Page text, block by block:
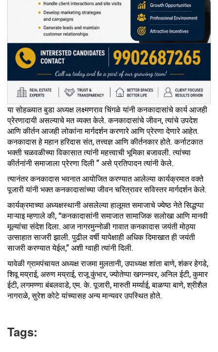
या सोहळ्यात बुडा अध्यक्ष लक्ष्मणराव चिंगळे यांनी कनकादासांचे कार्य आजही
प्रेरणादायी असल्याचे मत व्यक्त केले. कनकादासांचे जीवन, त्यांचे उपदेश
आणि कीर्तन आजही लोकांना मार्गदर्शन करणारे आणि प्रेरणा देणारे आहेत.
कनकादास हे महान हरिदास संत, तत्त्वज्ञ आणि कीर्तनकार होते. कर्नाटकात
भक्ती चळवळीच्या विकासात त्यांनी महत्त्वाची भूमिका बजावली. त्यांच्या
कीर्तनांनी समाजाला प्रेरणा दिली ” असे प्रतिपादन त्यांनी केले.
त्यानंतर कनकादास भवनात आयोजित करण्यात आलेल्या कार्यक्रमात वक्ते
पूजारी यांनी भक्त कनकादासांच्या जीवन चरित्रावर सविस्तर मार्गदर्शन केले.
कार्यक्रमाच्या अध्यक्षस्थानी असलेल्या हालूमत समाजाचे ज्येष्ठ नेते सिद्धप्पा
माऱ्याइ म्हणाले की, “कनकादासांनी समाजात सामाजिक सलोखा आणि मानवी
मूल्यांचा संदेश दिला. आज नागरमुन्नोळी गावात कनकादास जयंती मोठ्या
उत्साहात साजरी झाली. पुढील वर्षी यापेक्षाही अधिक दिमाखात ही जयंती
साजरी करण्यात येईल,” अशी ग्वाही त्यांनी दिली.
यावेळी ग्रामपंचायत अध्यक्ष राजमा मुलतानी, उपाध्यक्ष शांता बाणे, शंकर हेगडे,
शिवू मय्राई, अरुण मय्राई, राजू कुंभार, ज्योतेप्पा खगन्नवर, अनिल ईटी, कुमार
ईटी, लगमण्णा बंबलवाडे, एम. के. पूजारी, मारुती मर्य्याई, बाळप्पा बाणे, श्रीशैल
नागराळे, सुरेश कोटे यांच्यासह अन्य मान्यवर उपस्थित होते.
Tags: